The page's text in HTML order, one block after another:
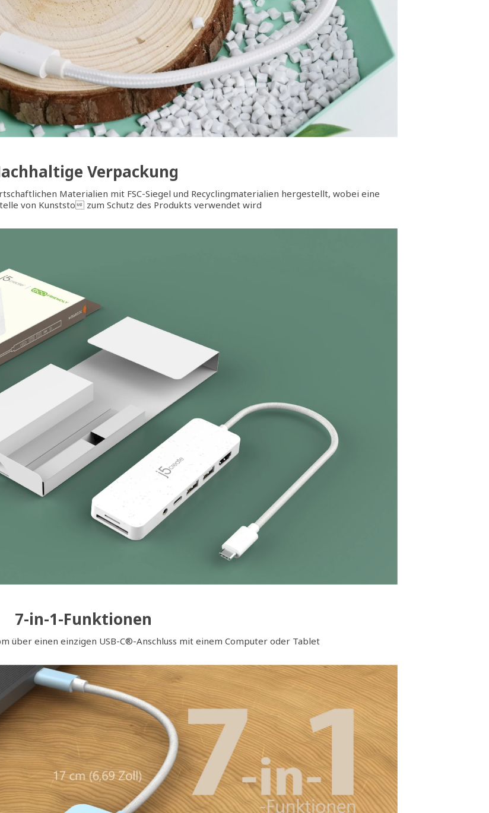
Verpackung
Materialien mit FSC-Siegel und Recyclingmaterialien hergestellt, wobei eine
von Kunststo zum Schutz des Produkts verwendet wird
7-in-1-Funktionen
über einen einzigen USB-C®-Anschluss mit einem Computer oder Tablet